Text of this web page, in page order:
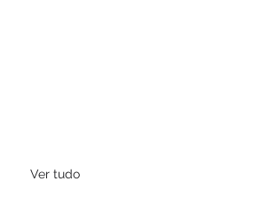
Ver tudo